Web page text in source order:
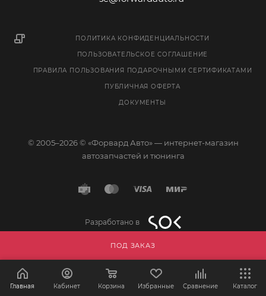
ПОД ЗАКАЗ
ПОЛИТИКА КОНФИДЕНЦИАЛЬНОСТИ
ПОЛЬЗОВАТЕЛЬСКОЕ СОГЛАШЕНИЕ
ПРАВИЛА ПОЛЬЗОВАНИЯ ПОДАРОЧНЫМИ СЕРТИФИКАТАМИ
ПУБЛИЧНАЯ ОФЕРТА
ДОКУМЕНТЫ
© 2005–2026 © «Форвард Авто» — интернет-магазин
автозапчастей и тюнинга
Разработано в
Главная Кабинет Корзина Избранные Сравнение Каталог